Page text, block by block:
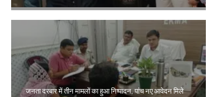
Amit Lekh
जनता दरबार में तीन मामलों का हुआ निष्पादन, पांच नए आवेदन मिले